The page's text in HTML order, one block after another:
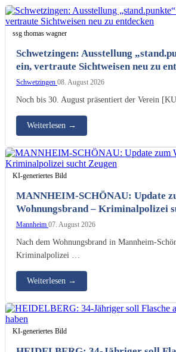
ssg thomas wagner
Schwetzingen: Ausstellung
ein, vertraute Sichtweisen neu zu
Schwetzingen 08. August 2026
Noch bis 30. August präsentiert der Verein
Weiterlesen →
KI-generiertes Bild
MANNHEIM-SCHÖNAU: Update
Wohnungsbrand – Kriminalpolizei
Mannheim 07. August 2026
Nach dem Wohnungsbrand in Mannheim-
Kriminalpolizei …
Weiterlesen →
KI-generiertes Bild